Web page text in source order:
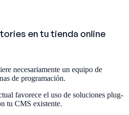
en tu tienda online
necesariamente un equipo de
de programación.
favorece el uso de soluciones plug-
tu CMS existente.